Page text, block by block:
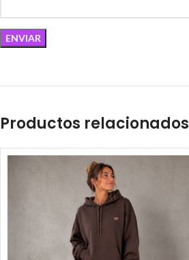
Productos relacionados